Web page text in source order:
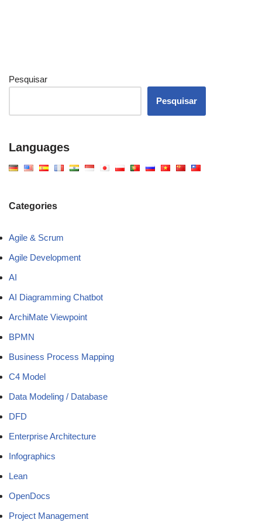
Pesquisar
Pesquisar
Languages
Categories
Agile & Scrum
Agile Development
AI
AI Diagramming Chatbot
ArchiMate Viewpoint
BPMN
Business Process Mapping
C4 Model
Data Modeling / Database
DFD
Enterprise Architecture
Infographics
Lean
OpenDocs
Project Management